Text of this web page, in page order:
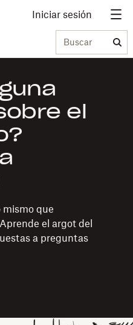
Iniciar sesión
Buscar
el
mismo que
el argot del
a preguntas